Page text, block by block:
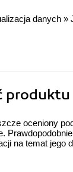
danych »
produktu
oceniony
na temat jego